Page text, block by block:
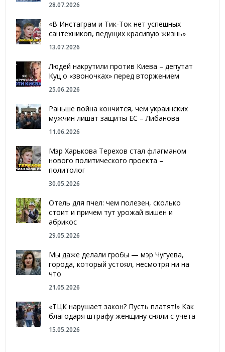
28.07.2026
«В Инстаграм и Тик-Ток нет успешных
сантехников, ведущих красивую жизнь»
13.07.2026
Людей накрутили против Киева – депутат
Куц о «звоночках» перед вторжением
25.06.2026
Раньше война кончится, чем украинских
мужчин лишат защиты ЕС – Либанова
11.06.2026
Мэр Харькова Терехов стал флагманом
нового политического проекта –
политолог
30.05.2026
Отель для пчел: чем полезен, сколько
стоит и причем тут урожай вишен и
абрикос
29.05.2026
Мы даже делали гробы — мэр Чугуева,
города, который устоял, несмотря ни на
что
21.05.2026
«ТЦК нарушает закон? Пусть платят!» Как
благодаря штрафу женщину сняли с учета
15.05.2026